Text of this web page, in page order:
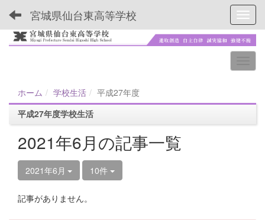
宮城県仙台東高等学校
ホーム 学校生活
平成27年度
平成27年度学校生活
2021年6月の記事一覧
2021年6月 10件
記事がありません。